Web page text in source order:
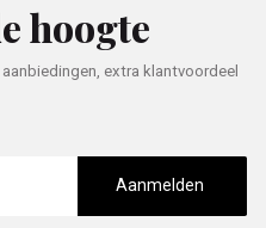
hoogte
extra klantvoordeel
Aanmelden